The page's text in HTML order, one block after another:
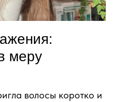
меру
волосы коротко и